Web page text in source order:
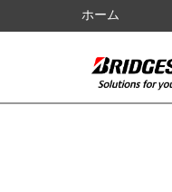
ホーム